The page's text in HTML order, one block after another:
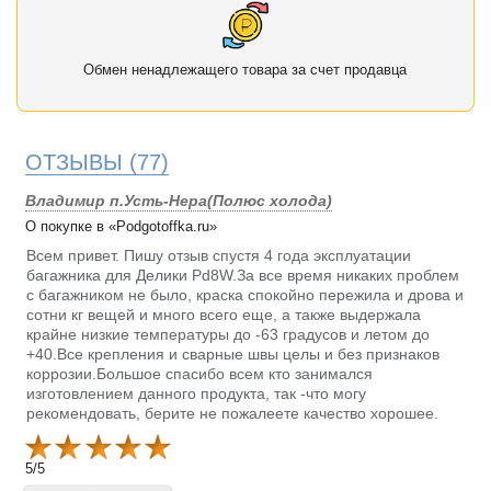
Обмен ненадлежащего товара за счет продавца
ОТЗЫВЫ (77)
Владимир п.Усть-Нера(Полюс холода)
О покупке в «Podgotoffka.ru»
Всем привет. Пишу отзыв спустя 4 года эксплуатации
багажника для Делики Pd8W.За все время никаких проблем
с багажником не было, краска спокойно пережила и дрова и
сотни кг вещей и много всего еще, а также выдержала
крайне низкие температуры до -63 градусов и летом до
+40.Все крепления и сварные швы целы и без признаков
коррозии.Большое спасибо всем кто занимался
изготовлением данного продукта, так -что могу
рекомендовать, берите не пожалеете качество хорошее.
5/5